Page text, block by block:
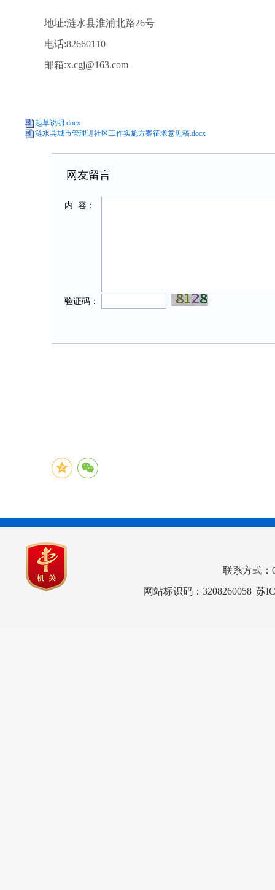
地址:涟水县淮浦北路26号
电话:82660110
邮箱:x.cgj@163.com
起草说明.docx
涟水县城市管理进社区工作实施方案征求意见稿.docx
联系方式：
网站标识码：3208260058 |苏